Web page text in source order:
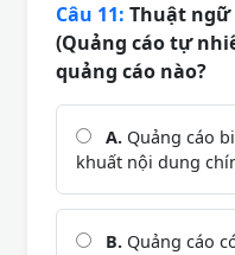
Câu 11: Thuật
(Quảng cáo tự
quảng cáo nào?
A. Quảng cáo
khuất nội dung
B. Quảng cáo